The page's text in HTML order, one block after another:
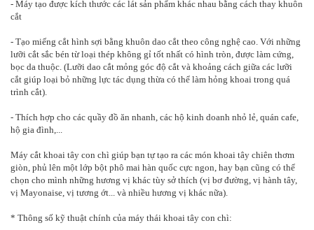
- Máy tạo được kích thước các lát sản phẩm khác nhau bằng cách thay khuôn
cắt
- Tạo miếng cắt hình sợi bằng khuôn dao cắt theo công nghệ cao. Với những
lưỡi cắt sắc bén từ loại thép không gỉ tốt nhất có hình tròn, được làm cứng,
bọc da thuộc. (Lưỡi dao cắt mỏng góc độ cắt và khoảng cách giữa các lưỡi
cắt giúp loại bỏ những lực tác dụng thừa có thể làm hỏng khoai trong quá
trình cắt).
- Thích hợp cho các quầy đồ ăn nhanh, các hộ kinh doanh nhỏ lẻ, quán cafe,
hộ gia đình,...
Máy cắt khoai tây con chì giúp bạn tự tạo ra các món khoai tây chiên thơm
giòn, phủ lên một lớp bột phô mai hàn quốc cực ngon, hay bạn cũng có thể
chọn cho mình những hương vị khác tùy sở thích (vị bơ đường, vị hành tây,
vị Mayonaise, vị tương ớt... và nhiều hương vị khác nữa).
* Thông số kỹ thuật chính của máy thái khoai tây con chì: